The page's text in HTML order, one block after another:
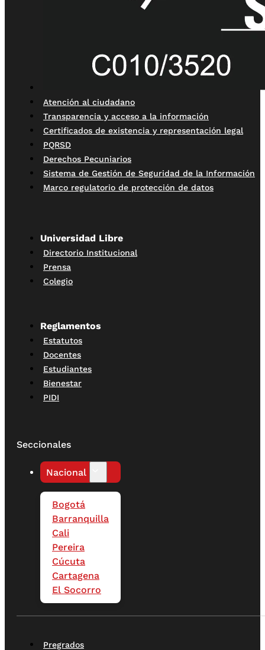
Atención al ciudadano
Transparencia y acceso a la información
Certificados de existencia y representación legal
PQRSD
Derechos Pecuniarios
Sistema de Gestión de Seguridad de la Información
Marco regulatorio de protección de datos
Universidad Libre
Directorio Institucional
Prensa
Colegio
Reglamentos
Estatutos
Docentes
Estudiantes
Bienestar
PIDI
Seccionales
Nacional
Bogotá
Barranquilla
Cali
Pereira
Cúcuta
Cartagena
El Socorro
Pregrados